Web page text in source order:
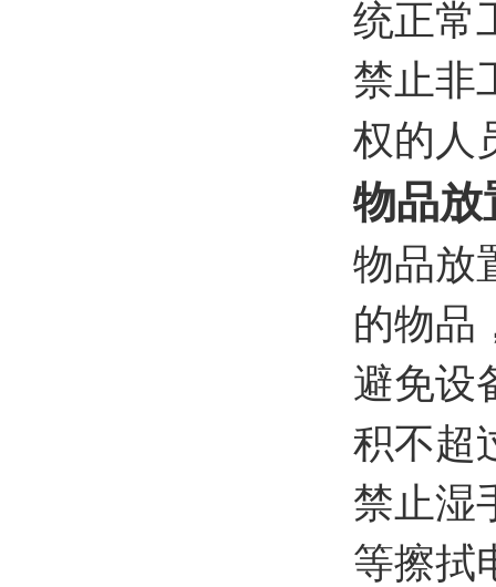
统正常
禁止非
权的人
物品放
物品放
的物品
避免设
积不超
禁止湿
等擦拭